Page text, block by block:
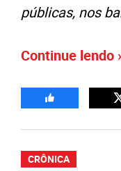
públicas, nos
Continue lendo ›
CRÔNICA